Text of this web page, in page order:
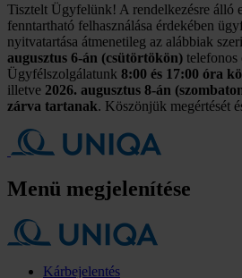
Tisztelt Ügyfelünk! A rendelkezésre álló
fenntartható felhasználása érdekében
nyitvatartása átmenetileg az alábbiak
augusztus 6-án (csütörtökön) telefonos
Ügyfélszolgálatunk 8:00 és 17:00 óra
illetve 2026. augusztus 8-án
zárva tartanak. Köszönjük megértését
Menü megjelenítése
Kárbejelentés